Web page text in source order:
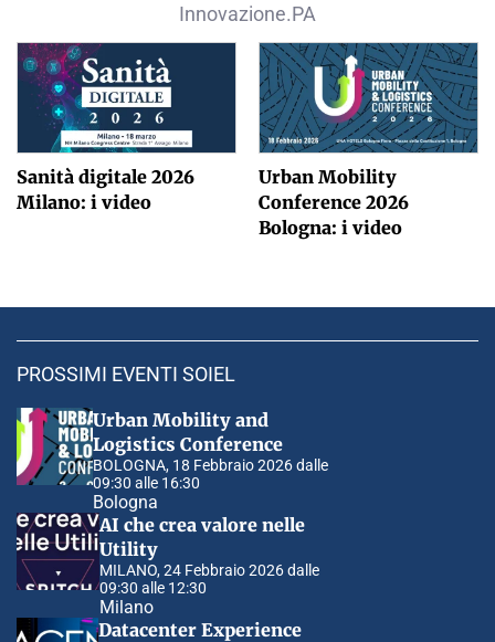
Innovazione.PA
Sanità digitale 2026
Milano: i video
Urban Mobility
Conference 2026
Bologna: i video
PROSSIMI EVENTI SOIEL
Urban Mobility and
Logistics Conference
BOLOGNA, 18 Febbraio 2026 dalle
09:30 alle 16:30
Bologna
AI che crea valore nelle
Utility
MILANO, 24 Febbraio 2026 dalle
09:30 alle 12:30
Milano
Datacenter Experience